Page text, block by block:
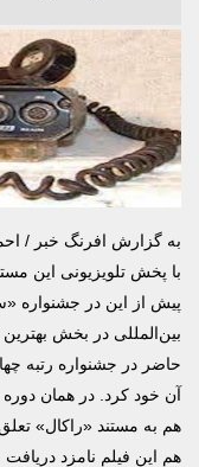
به گزارش افرنگ خبر /
با پخش تلویزیونی این
پیش از این در جشنواره
بین‌المللی در بخش
آن خود کرد. در همان
هم به مستند «راکال»
هم این فیلم نامزد دریافت